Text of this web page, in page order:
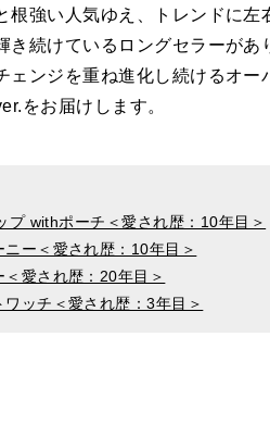
根強い人気ゆえ、トレンドに左
続けているロングセラーがあ
ェンジを重ね進化し続けるオー
をお届けします。
プ withポーチ＜愛され歴：10年目＞
ー＜愛され歴：10年目＞
愛され歴：20年目＞
ッチ＜愛され歴：3年目＞